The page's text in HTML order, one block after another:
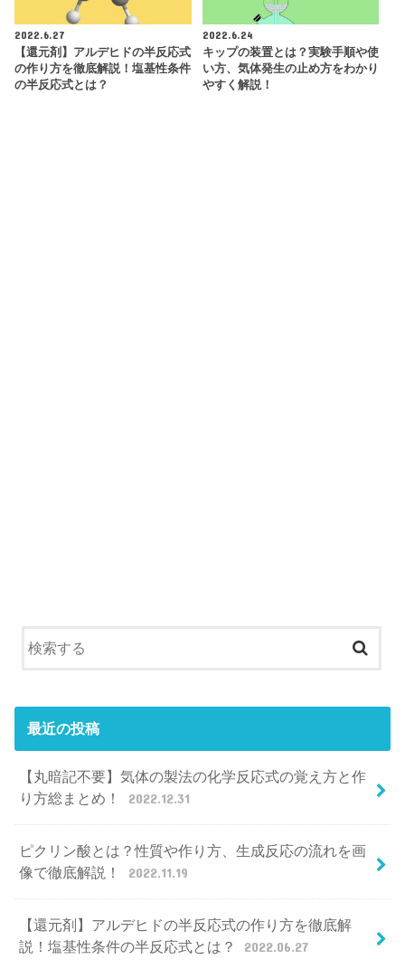
2022.6.27
【還元剤】アルデヒドの半反応式
の作り方を徹底解説！塩基性条件
の半反応式とは？
2022.6.24
キップの装置とは？実験手順や使
い方、気体発生の止め方をわかり
やすく解説！
最近の投稿
【丸暗記不要】気体の製法の化学反応式の覚え方と作
り方総まとめ！
2022.12.31
ピクリン酸とは？性質や作り方、生成反応の流れを画
像で徹底解説！
2022.11.19
【還元剤】アルデヒドの半反応式の作り方を徹底解
説！塩基性条件の半反応式とは？
2022.06.27